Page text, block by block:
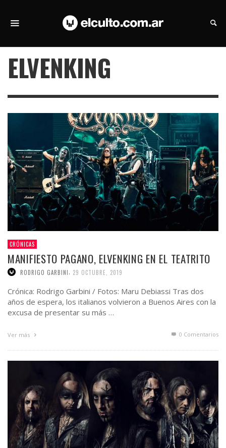
ELVENKING
CRÓNICAS
MANIFIESTO PAGANO, ELVENKING EN EL TEATRITO
RODRIGO GARBINI 29 OCTUBRE, 2019
Crónica: Rodrigo Garbini / Fotos: Maru Debiassi Tras dos
años de espera, los italianos volvieron a Buenos Aires con la
excusa de presentar su más …
Ver más 0 Comentarios